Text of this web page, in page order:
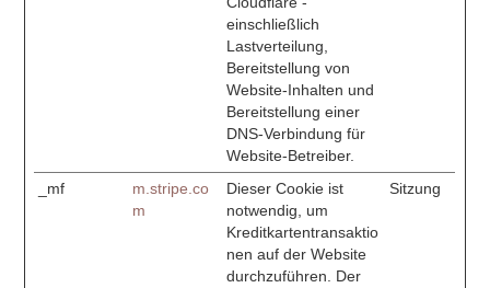
einschließlich
Lastverteilung,
Bereitstellung von
Website-Inhalten und
Bereitstellung einer
DNS-Verbindung für
Website-Betreiber.
_mf
m.stripe.co
m
Dieser Cookie ist
notwendig, um
Kreditkartentransaktio
nen auf der Website
durchzuführen. Der
Sitzung